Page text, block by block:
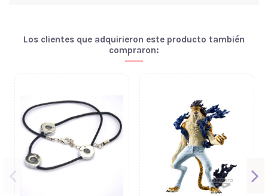
Los clientes que adquirieron este producto también
compraron: